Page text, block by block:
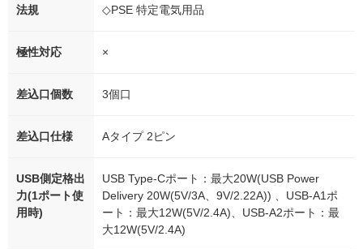
法規 ◇PSE 特定電気用品
極性対応 ×
差込口個数 3個口
差込口仕様 Aタイプ 2ピン
USB側定格出
力(1ポート使
用時)
USB Type-Cポート：最大20W(USB Power
Delivery 20W(5V/3A、9V/2.22A)) 、USB-A1ポ
ート：最大12W(5V/2.4A)、USB-A2ポート：最
大12W(5V/2.4A)